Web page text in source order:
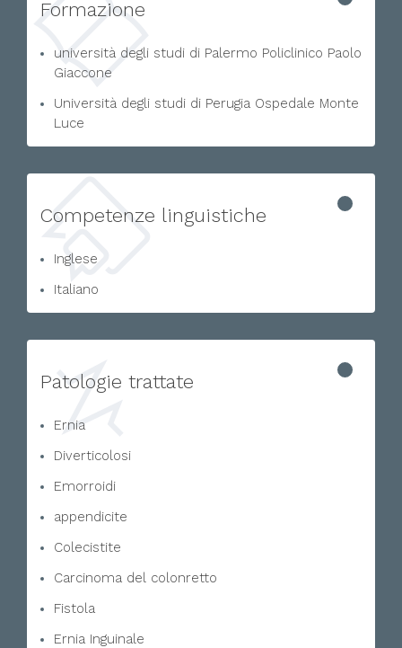
Formazione
università degli studi di Palermo Policlinico Paolo
Giaccone
Università degli studi di Perugia Ospedale Monte
Luce
Competenze linguistiche
Inglese
Italiano
Patologie trattate
Ernia
Diverticolosi
Emorroidi
appendicite
Colecistite
Carcinoma del colonretto
Fistola
Ernia Inguinale